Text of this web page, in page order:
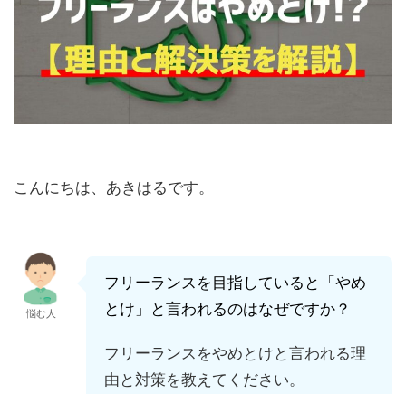
こんにちは、あきはるです。
悩む人
フリーランスを目指していると「やめ
とけ」と言われるのはなぜですか？
フリーランスをやめとけと言われる理
由と対策を教えてください。